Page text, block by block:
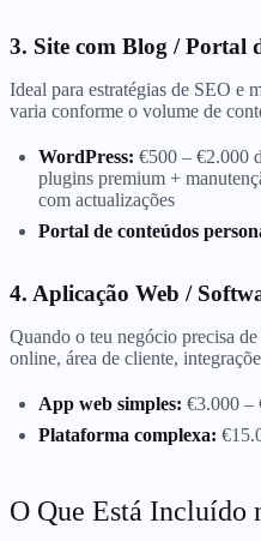
3. Site com Blog / Portal
Ideal para estratégias de SEO e
varia conforme o volume de
WordPress: €500 – €2.000
plugins premium +
com actualizações
Portal de conteúdos
4. Aplicação Web /
Quando o teu negócio precisa
online, área de cliente,
App web simples: €3.000 –
Plataforma complexa:
O Que Está Incluído